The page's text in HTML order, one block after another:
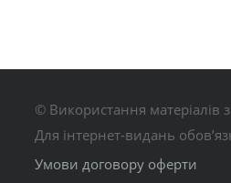
© Використання
Для інтернет-видань
Умови договору оферти